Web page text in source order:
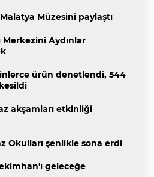
Müzesini paylaştı
Merkezini Aydınlar
ürün denetlendi, 544
akşamları etkinliği
Okulları şenlikle sona erdi
geleceğe